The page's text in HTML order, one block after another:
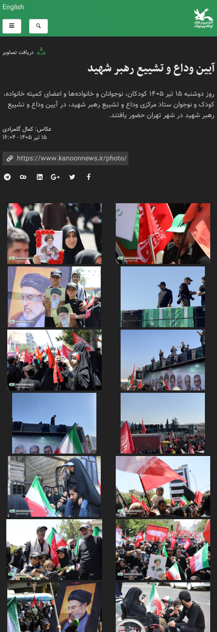
English
دریافت تصاویر
آیین وداع و تشییع رهبر شهید
روز دوشنبه ۱۵ تیر ۱۴۰۵ کودکان، نوجوانان و خانواده‌ها و اعضای کمیته خانواده،
کودک و نوجوان ستاد مرکزی وداع و تشییع رهبر شهید، در آیین وداع و تشییع
رهبر شهید در شهر تهران حضور یافتند.
عکاس: کمال گلمرادی
۱۵ تیر ۱۴۰۵ - ۱۶:۰۴